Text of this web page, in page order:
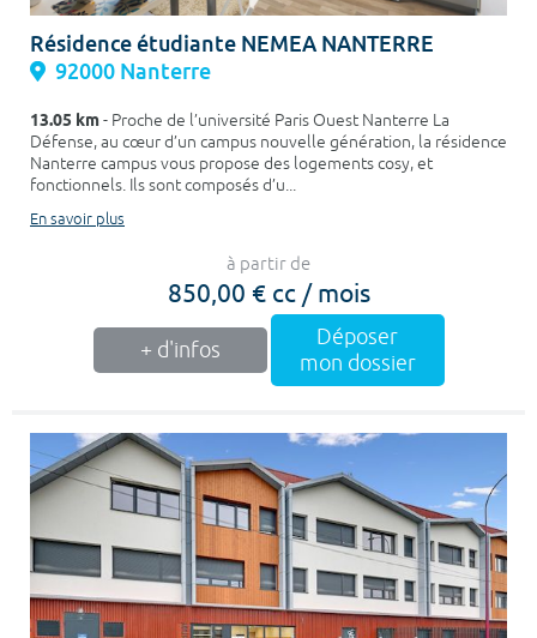
Résidence étudiante NEMEA NANTERRE
92000 Nanterre
13.05 km- Proche de l’université Paris Ouest Nanterre La
Défense, au cœur d’un campus nouvelle génération, la résidence
Nanterre campus vous propose des logements cosy, et
fonctionnels. Ils sont composés d’u...
En savoir plus
à partir de
850,00 € cc / mois
+ d'infos
Déposer
mon dossier